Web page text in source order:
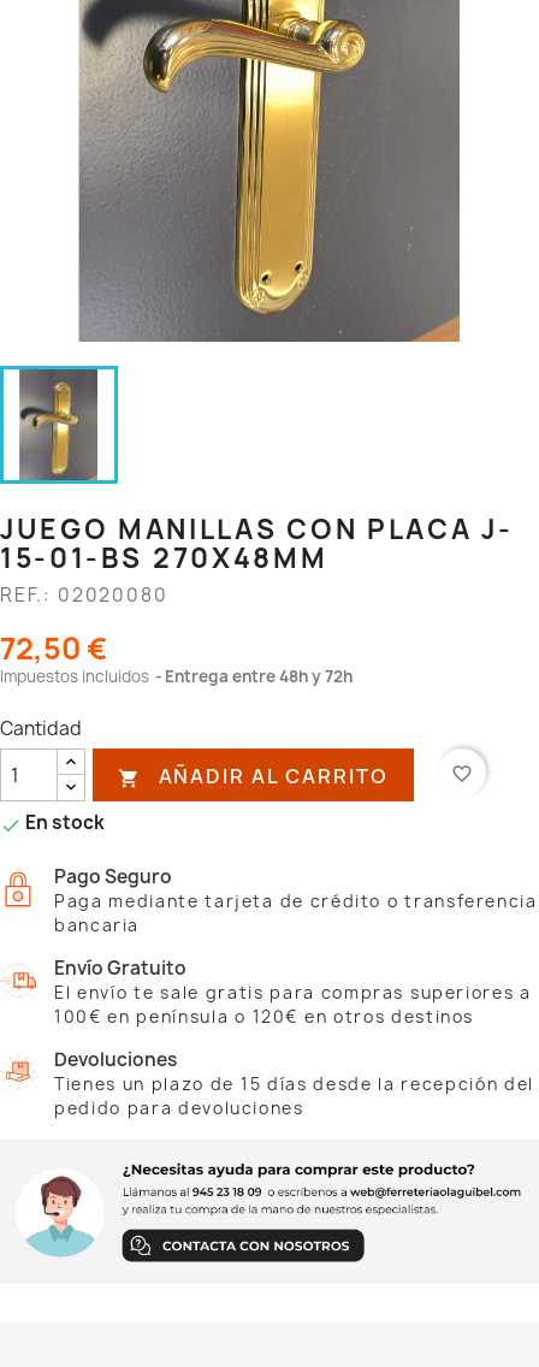
JUEGO MANILLAS CON PLACA J-
15-01-BS 270X48MM
REF.: 02020080
72,50 €
Impuestos incluidos Entrega entre 48h y 72h
Cantidad
 AÑADIR AL CARRITO favorite_border
 En stock
Pago Seguro
Paga mediante tarjeta de crédito o transferencia
bancaria
Envío Gratuito
El envío te sale gratis para compras superiores a
100€ en península o 120€ en otros destinos
Devoluciones
Tienes un plazo de 15 días desde la recepción del
pedido para devoluciones